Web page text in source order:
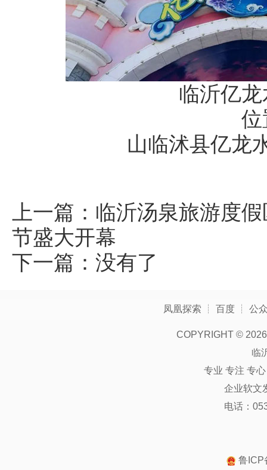
临沂亿
位
山临沭县亿龙
上一篇： 临沂汤泉旅游度
节盛大开幕
下一篇：没有了
凤凰探索 ┊ 百度 ┊ 公
COPYRIGHT ©
临
专业 专注 专
企业软文
电话：
鲁ICP